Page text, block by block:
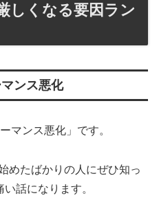
しくなる要因ラン
ンス悪化
マンス悪化」です。
めたばかりの人にぜひ知っ
話になります。